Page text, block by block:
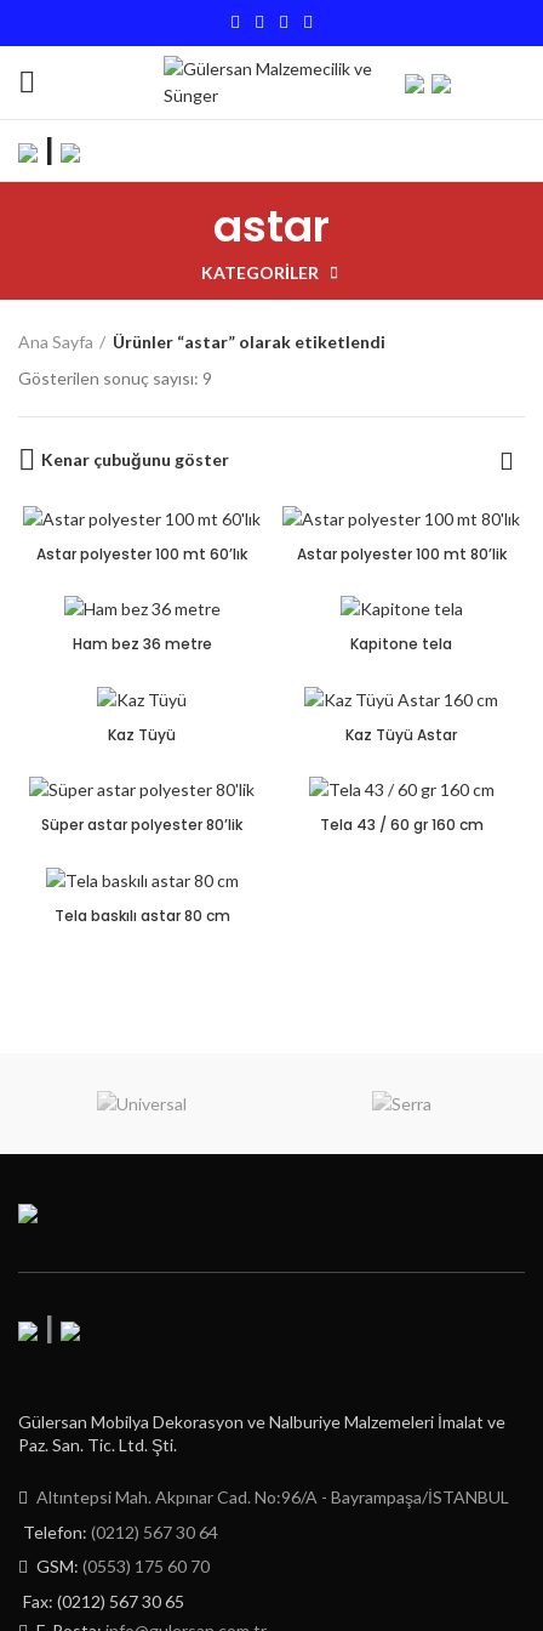
|
astar
KATEGORILER
Ana Sayfa
Ürünler “astar” olarak etiketlendi
Gösterilen sonuç sayısı: 9
Kenar çubuğunu göster
Astar polyester 100 mt 60’lık Astar polyester 100 mt 80’lik
Ham bez 36 metre Kapitone tela
Kaz Tüyü Kaz Tüyü Astar
Süper astar polyester 80’lik Tela 43 / 60 gr 160 cm
Tela baskılı astar 80 cm
|
Gülersan Mobilya Dekorasyon ve Nalburiye Malzemeleri İmalat ve
Paz. San. Tic. Ltd. Şti.
Altıntepsi Mah. Akpınar Cad. No:96/A - Bayrampaşa/İSTANBUL
Telefon: (0212) 567 30 64
GSM: (0553) 175 60 70
Fax: (0212) 567 30 65